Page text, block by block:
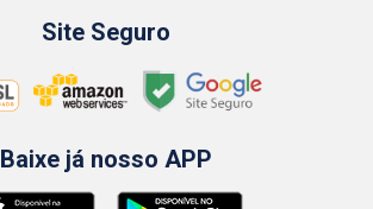
Site Seguro
Baixe já nosso APP